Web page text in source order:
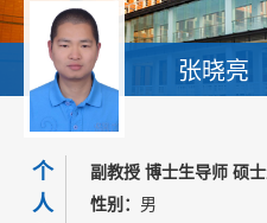
教学研究
获奖信息
招生信息
张晓亮
个
人
副教授 博士生导师 硕
性别： 男